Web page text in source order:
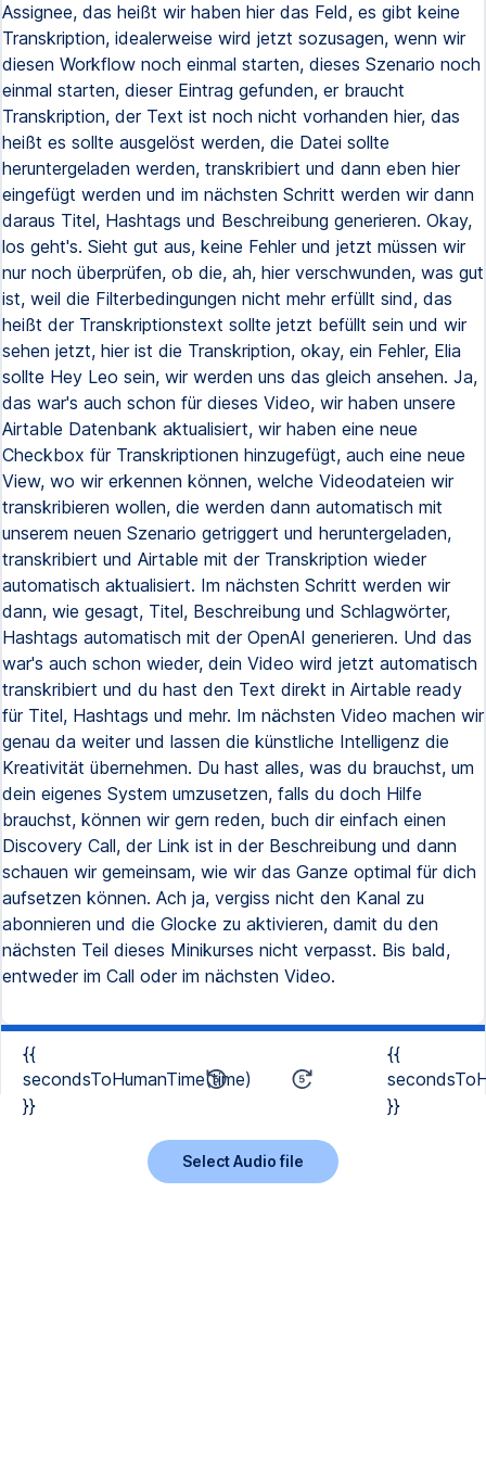
Assignee, das heißt wir haben hier das Feld, es gibt keine
Transkription, idealerweise wird jetzt sozusagen, wenn wir
diesen Workflow noch einmal starten, dieses Szenario noch
einmal starten, dieser Eintrag gefunden, er braucht
Transkription, der Text ist noch nicht vorhanden hier, das
heißt es sollte ausgelöst werden, die Datei sollte
heruntergeladen werden, transkribiert und dann eben hier
eingefügt werden und im nächsten Schritt werden wir dann
daraus Titel, Hashtags und Beschreibung generieren. Okay,
los geht's. Sieht gut aus, keine Fehler und jetzt müssen wir
nur noch überprüfen, ob die, ah, hier verschwunden, was gut
ist, weil die Filterbedingungen nicht mehr erfüllt sind, das
heißt der Transkriptionstext sollte jetzt befüllt sein und wir
sehen jetzt, hier ist die Transkription, okay, ein Fehler, Elia
sollte Hey Leo sein, wir werden uns das gleich ansehen. Ja,
das war's auch schon für dieses Video, wir haben unsere
Airtable Datenbank aktualisiert, wir haben eine neue
Checkbox für Transkriptionen hinzugefügt, auch eine neue
View, wo wir erkennen können, welche Videodateien wir
transkribieren wollen, die werden dann automatisch mit
unserem neuen Szenario getriggert und heruntergeladen,
transkribiert und Airtable mit der Transkription wieder
automatisch aktualisiert. Im nächsten Schritt werden wir
dann, wie gesagt, Titel, Beschreibung und Schlagwörter,
Hashtags automatisch mit der OpenAI generieren. Und das
war's auch schon wieder, dein Video wird jetzt automatisch
transkribiert und du hast den Text direkt in Airtable ready
für Titel, Hashtags und mehr. Im nächsten Video machen wir
genau da weiter und lassen die künstliche Intelligenz die
Kreativität übernehmen. Du hast alles, was du brauchst, um
dein eigenes System umzusetzen, falls du doch Hilfe
brauchst, können wir gern reden, buch dir einfach einen
Discovery Call, der Link ist in der Beschreibung und dann
schauen wir gemeinsam, wie wir das Ganze optimal für dich
aufsetzen können. Ach ja, vergiss nicht den Kanal zu
abonnieren und die Glocke zu aktivieren, damit du den
nächsten Teil dieses Minikurses nicht verpasst. Bis bald,
entweder im Call oder im nächsten Video.
{{
secondsToHumanTime(time)
}}
{{
}}
Select Audio file